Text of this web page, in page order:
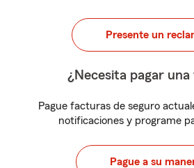
Presente un
¿Necesita pagar
Pague facturas de seguro
notificaciones y programe
Pague a su